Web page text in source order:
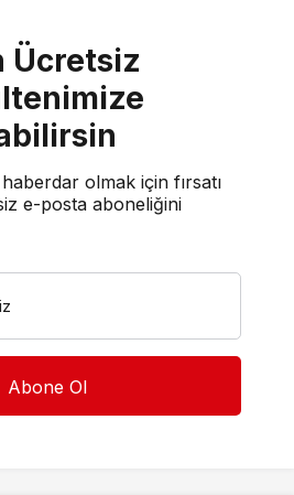
Ücretsiz
olmak için fırsatı
e-posta aboneliğini